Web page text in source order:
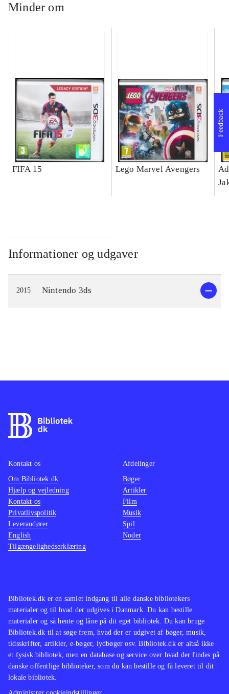
Minder om
FIFA 15 Lego Marvel Avengers
Informationer og udgaver
2015 Nintendo 3ds
Feedback
Bibliotek.dk er en samlet indgang til alle danske bibliotekers
materialer og til hvad der udgives i Danmark. Du kan bestille
materialer og så hente og låne på dit eget bibliotek. Du kan bruge
Bibliotek.dk til at søge frem, hvad der er udgivet af bøger, musik,
tidsskrifter, artikler, e-bøger, lydbøger osv. Bibliotek.dk er altså ikke
et fysisk bibliotek, men en database og service over hvad der findes på
danske offentlige biblioteker, som du kan bestille og få leveret til dit
lokale bibliotek.
Kontakt os
Om Bibliotek.dk
Hjælp og vejledning
Kontakt os
Privatlivspolitik
Leverandører
English
Tilgængelighedserklæring
Afdelinger
Bøger
Artikler
Film
Musik
Spil
Noder